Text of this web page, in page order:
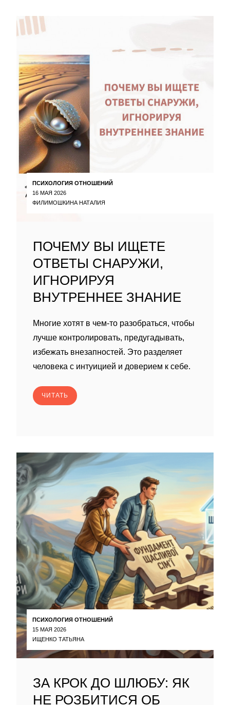
ПСИХОЛОГИЯ ОТНОШЕНИЙ
16 МАЯ 2026
ФИЛИМОШКИНА НАТАЛИЯ
ПОЧЕМУ ВЫ ИЩЕТЕ
ОТВЕТЫ СНАРУЖИ,
ИГНОРИРУЯ
ВНУТРЕННЕЕ ЗНАНИЕ
Многие хотят в чем-то разобраться, чтобы
лучше контролировать, предугадывать,
избежать внезапностей. Это разделяет
человека с интуицией и доверием к себе.
ЧИТАТЬ
ПСИХОЛОГИЯ ОТНОШЕНИЙ
15 МАЯ 2026
ИЩЕНКО ТАТЬЯНА
ЗА КРОК ДО ШЛЮБУ: ЯК
НЕ РОЗБИТИСЯ ОБ